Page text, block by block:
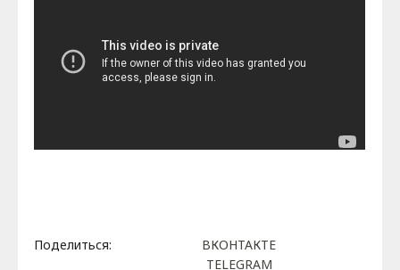
Поделиться:
ВКОНТАКТЕ
TELEGRAM